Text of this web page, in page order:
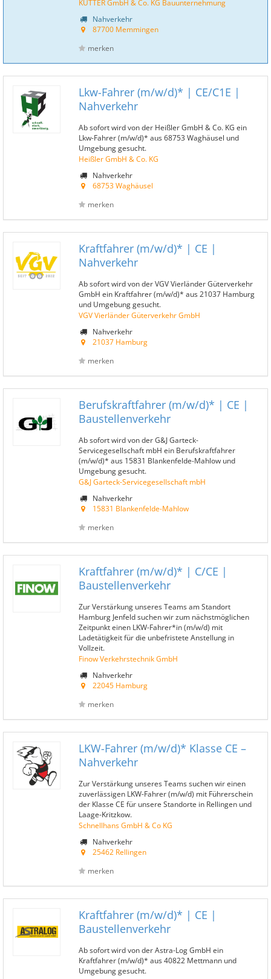
KUTTER GmbH & Co. KG Bauunternehmung
Nahverkehr
87700 Memmingen
merken
Lkw-Fahrer (m/w/d)* | CE/C1E |
Nahverkehr
Ab sofort wird von der Heißler GmbH & Co. KG ein
Lkw-Fahrer (m/w/d)* aus 68753 Waghäusel und
Umgebung gesucht.
Heißler GmbH & Co. KG
Nahverkehr
68753 Waghäusel
merken
Kraftfahrer (m/w/d)* | CE |
Nahverkehr
Ab sofort wird von der VGV Vierländer Güterverkehr
GmbH ein Kraftfahrer (m/w/d)* aus 21037 Hamburg
und Umgebung gesucht.
VGV Vierländer Güterverkehr GmbH
Nahverkehr
21037 Hamburg
merken
Berufskraftfahrer (m/w/d)* | CE |
Baustellenverkehr
Ab sofort wird von der G&J Garteck-
Servicegesellschaft mbH ein Berufskraftfahrer
(m/w/d)* aus 15831 Blankenfelde-Mahlow und
Umgebung gesucht.
G&J Garteck-Servicegesellschaft mbH
Nahverkehr
15831 Blankenfelde-Mahlow
merken
Kraftfahrer (m/w/d)* | C/CE |
Baustellenverkehr
Zur Verstärkung unseres Teams am Standort
Hamburg Jenfeld suchen wir zum nächstmöglichen
Zeitpunkt einen LKW-Fahrer*in (m/w/d) mit
Ladetätigkeit für die unbefristete Anstellung in
Vollzeit.
Finow Verkehrstechnik GmbH
Nahverkehr
22045 Hamburg
merken
LKW-Fahrer (m/w/d)* Klasse CE –
Nahverkehr
Zur Verstärkung unseres Teams suchen wir einen
zuverlässigen LKW-Fahrer (m/w/d) mit Führerschein
der Klasse CE für unsere Standorte in Rellingen und
Laage-Kritzkow.
Schnellhans GmbH & Co KG
Nahverkehr
25462 Rellingen
merken
Kraftfahrer (m/w/d)* | CE |
Baustellenverkehr
Ab sofort wird von der Astra-Log GmbH ein
Kraftfahrer (m/w/d)* aus 40822 Mettmann und
Umgebung gesucht.